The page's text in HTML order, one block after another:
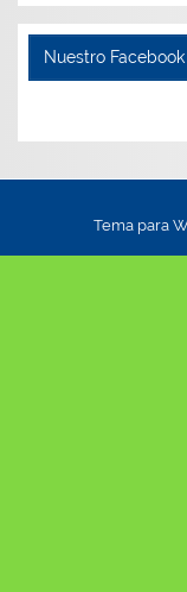
Nuestro Facebook
Tema para